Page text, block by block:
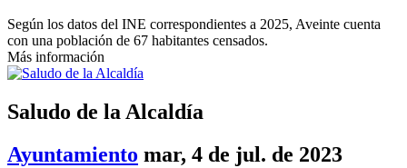
Según los datos del INE correspondientes a 2025, Aveinte cuenta
con una población de 67 habitantes censados.
Más información
Saludo de la Alcaldía
Ayuntamiento mar, 4 de jul. de 2023